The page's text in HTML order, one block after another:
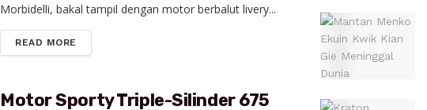
Morbidelli, bakal tampil dengan motor berbalut livery...
READ MORE
Motor Sporty Triple-Silinder 675